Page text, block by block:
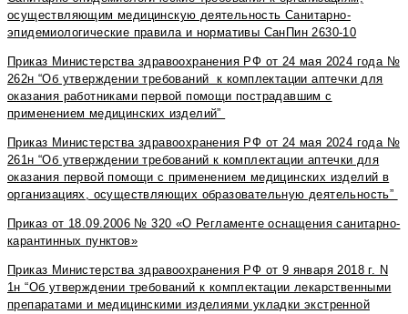
осуществляющим медицинскую деятельность Санитарно-
эпидемиологические правила и нормативы СанПин 2630-10
Приказ Министерства здравоохранения РФ от 24 мая 2024 года №
262н “Об утверждении требований к комплектации аптечки для
оказания работниками первой помощи пострадавшим с
применением медицинских изделий”
Приказ Министерства здравоохранения РФ от 24 мая 2024 года №
261н “Об утверждении требований к комплектации аптечки для
оказания первой помощи с применением медицинских изделий в
организациях, осуществляющих образовательную деятельность”
Приказ от 18.09.2006 № 320 «О Регламенте оснащения санитарно-
карантинных пунктов»
Приказ Министерства здравоохранения РФ от 9 января 2018 г. N
1н “Об утверждении требований к комплектации лекарственными
препаратами и медицинскими изделиями укладки экстренной